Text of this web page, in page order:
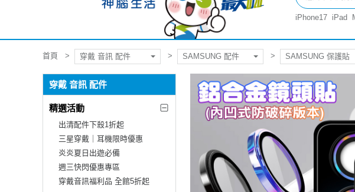
iPhone17 iPad
首頁 穿戴 音訊 配件 SAMSUNG 配件 SAMSUNG 保護貼
穿戴 音訊 配件
精選活動
出清配件下殺1折起
三星穿戴｜耳機限時優惠
炎炎夏日出遊必備
週三快閃優惠專區
穿戴音訊福利品 全館5折起